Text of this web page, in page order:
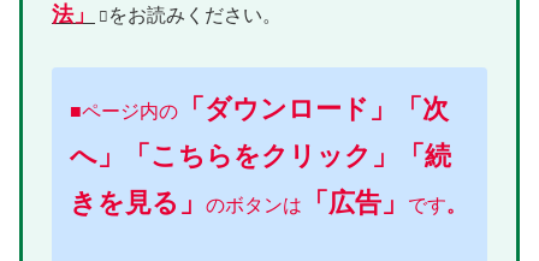
法」
をお読みください。
■ページ内の
「ダウンロード」「次
へ」「こちらをクリック」
「続
きを見る」
のボタンは 「広告」 です。